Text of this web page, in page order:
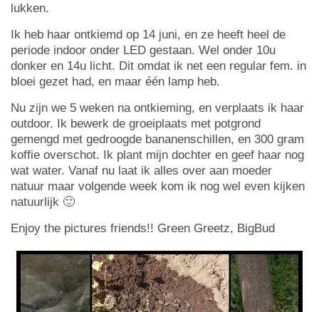
lukken.
Ik heb haar ontkiemd op 14 juni, en ze heeft heel de
periode indoor onder LED gestaan. Wel onder 10u
donker en 14u licht. Dit omdat ik net een regular fem. in
bloei gezet had, en maar één lamp heb.
Nu zijn we 5 weken na ontkieming, en verplaats ik haar
outdoor. Ik bewerk de groeiplaats met potgrond
gemengd met gedroogde bananenschillen, en 300 gram
koffie overschot. Ik plant mijn dochter en geef haar nog
wat water. Vanaf nu laat ik alles over aan moeder
natuur maar volgende week kom ik nog wel even kijken
natuurlijk 🙂
Enjoy the pictures friends!! Green Greetz, BigBud